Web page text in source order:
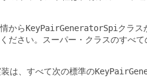
からKeyPairGeneratorSpiクラス
ださい。スーパー・クラスのすべ
は、すべて次の標準の